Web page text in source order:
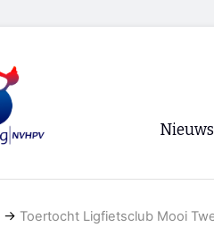
Nieuws
→ Toertocht Ligfietsclub Mooi